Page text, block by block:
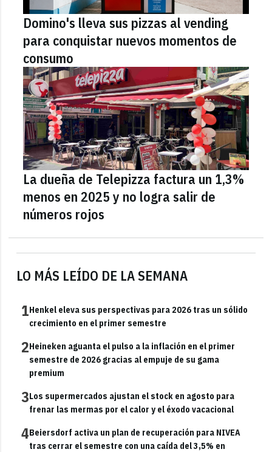
LO MÁS LEÍDO DE LA SEMANA
1Henkel eleva sus perspectivas para 2026 tras un sólido
crecimiento en el primer semestre
2Heineken aguanta el pulso a la inflación en el primer
semestre de 2026 gracias al empuje de su gama
premium
3Los supermercados ajustan el stock en agosto para
frenar las mermas por el calor y el éxodo vacacional
4Beiersdorf activa un plan de recuperación para NIVEA
tras cerrar el semestre con una caída del 3,5% en
Domino's lleva sus pizzas al vending
para conquistar nuevos momentos de
consumo
La dueña de Telepizza factura un 1,3%
menos en 2025 y no logra salir de
números rojos